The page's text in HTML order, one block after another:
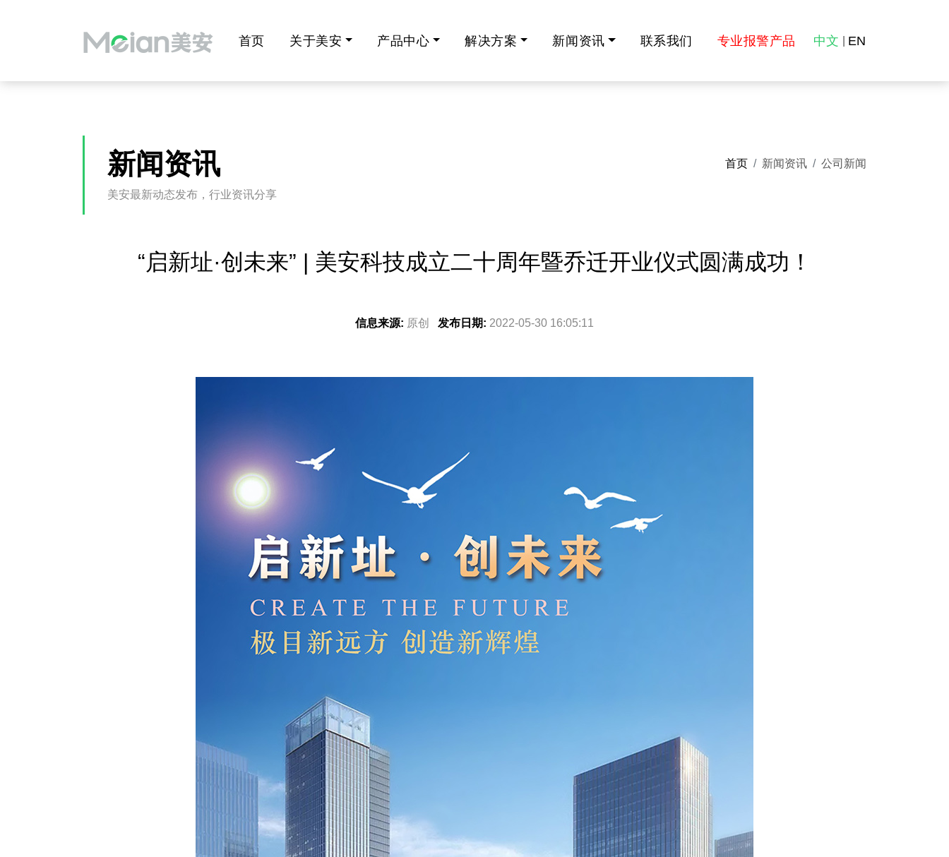
首页 关于美安 产品中心 解决方案 新闻资讯 联系我们 专业报警产品 中文 EN
新闻资讯
美安最新动态发布，行业资讯分享
首页 新闻资讯 公司新闻
“启新址·创未来” | 美安科技成立二十周年暨乔迁开业仪式圆满成功！
信息来源: 原创 发布日期: 2022-05-30 16:05:11